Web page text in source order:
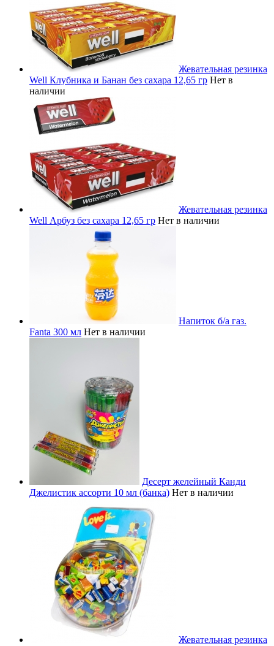
Жевательная резинка
Well Клубника и Банан без сахара 12,65 гр Нет в
наличии
Жевательная резинка
Well Арбуз без сахара 12,65 гр Нет в наличии
Напиток б/а газ.
Fanta 300 мл Нет в наличии
Десерт желейный Канди
Джелистик ассорти 10 мл (банка) Нет в наличии
Жевательная резинка